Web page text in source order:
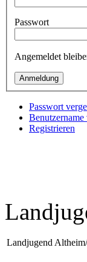
Passwort
Angemeldet
Passwort
Benutzername
Registrieren
Landjugend